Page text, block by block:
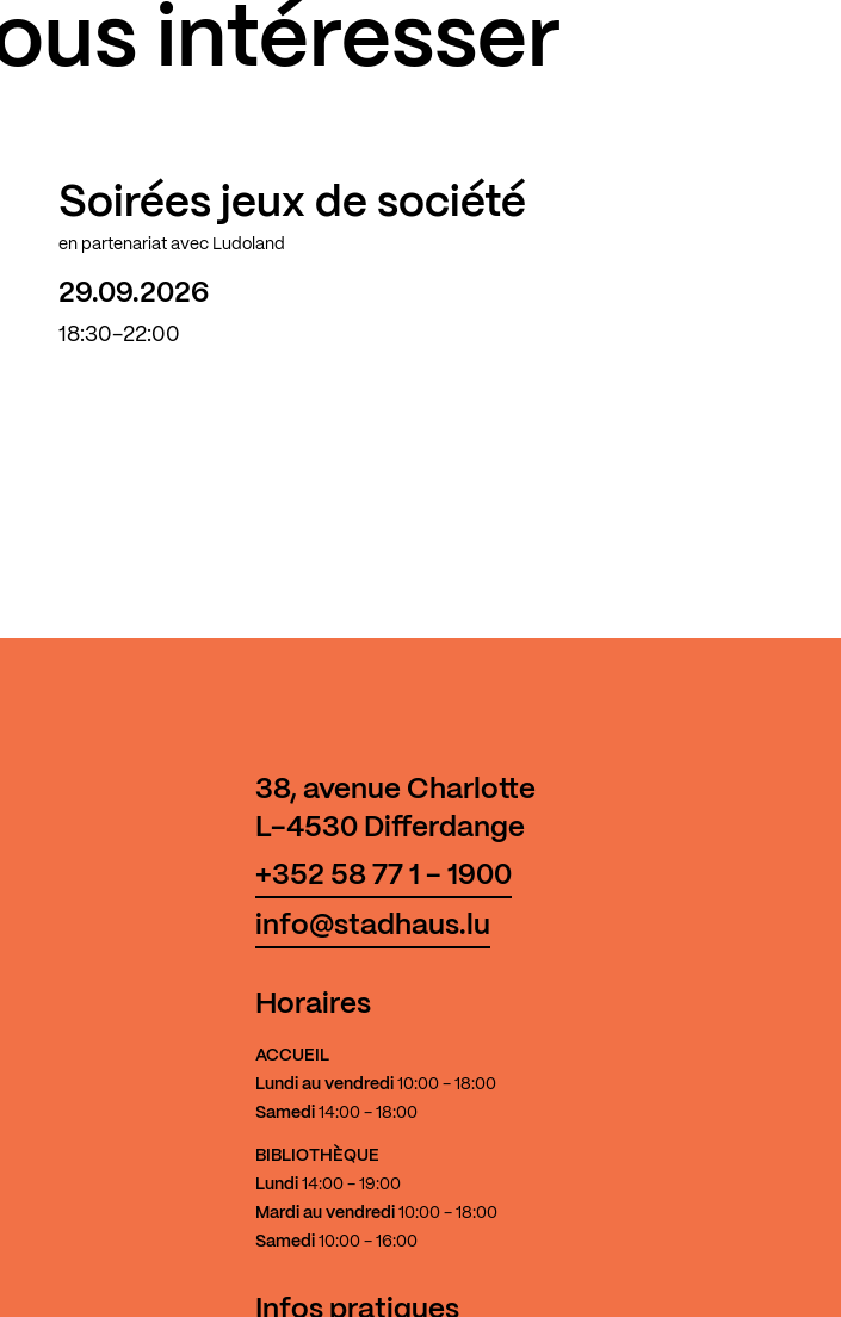
intéresser
Soirées jeux de société
en partenariat avec Ludoland
29.09.2026
18:30-22:00
38, avenue Charlotte
L-4530 Differdange
+352 58 77 1 - 1900
info@stadhaus.lu
Horaires
ACCUEIL
Lundi au vendredi 10:00 - 18:00
Samedi 14:00 - 18:00
BIBLIOTHÈQUE
Lundi 14:00 - 19:00
Mardi au vendredi 10:00 - 18:00
Samedi 10:00 - 16:00
Infos pratiques